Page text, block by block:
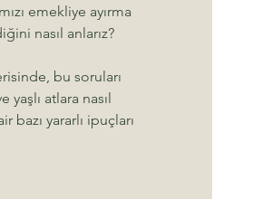
emekliye ayırma
nasıl anlarız?
bu soruları
atlara nasıl
bazı yararlı ipuçları